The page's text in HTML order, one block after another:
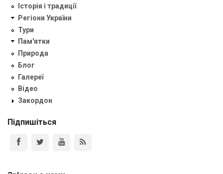
Історія і традиції
Регіони України
Тури
Пам'ятки
Природа
Блог
Галереї
Відео
Закордон
Підпишіться